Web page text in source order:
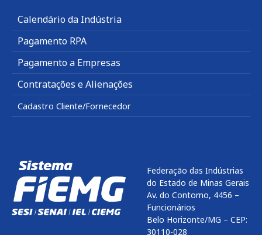
Calendário da Indústria
Pagamento RPA
Pagamento a Empresas
Contratações e Alienações
Cadastro Cliente/Fornecedor
Federação das Indústrias
do Estado de Minas Gerais
Av. do Contorno, 4456 –
Funcionários
Belo Horizonte/MG – CEP:
30110-028